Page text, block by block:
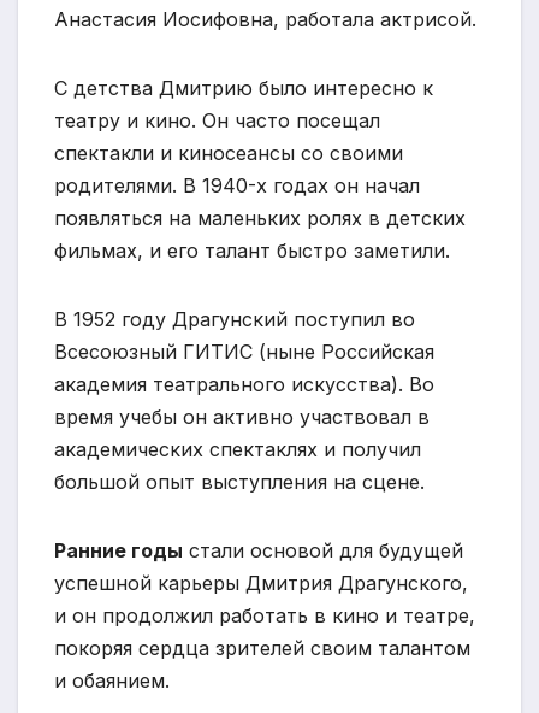
Анастасия Иосифовна, работала актрисой.
С детства Дмитрию было интересно к
театру и кино. Он часто посещал
спектакли и киносеансы со своими
родителями. В 1940-х годах он начал
появляться на маленьких ролях в детских
фильмах, и его талант быстро заметили.
В 1952 году Драгунский поступил во
Всесоюзный ГИТИС (ныне Российская
академия театрального искусства). Во
время учебы он активно участвовал в
академических спектаклях и получил
большой опыт выступления на сцене.
Ранние годы стали основой для будущей
успешной карьеры Дмитрия Драгунского,
и он продолжил работать в кино и театре,
покоряя сердца зрителей своим талантом
и обаянием.